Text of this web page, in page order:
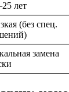
лет
(без спец.
замена